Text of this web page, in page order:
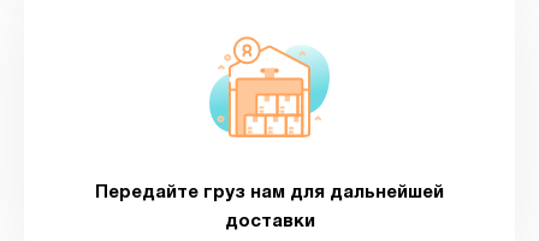
Передайте груз нам для дальнейшей
доставки